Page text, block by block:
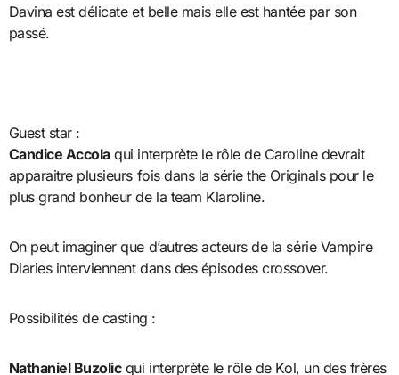
Davina est délicate et belle mais elle est hantée par son
passé.
Guest star :
Candice Accolaqui interprète le rôle de Caroline devrait
apparaitre plusieurs fois dans la série the Originals pour le
plus grand bonheur de la team Klaroline.
On peut imaginer que d’autres acteurs de la série Vampire
Diaries interviennent dans des épisodes crossover.
Possibilités de casting :
Nathaniel Buzolicqui interprète le rôle de Kol, un des frères